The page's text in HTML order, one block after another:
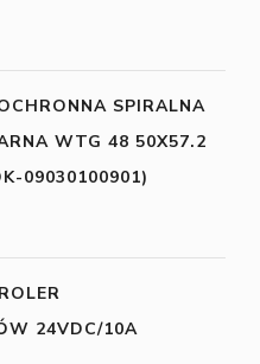
SPIRALNA
WTG 48 50X57.2
09030100901)
24VDC/10A